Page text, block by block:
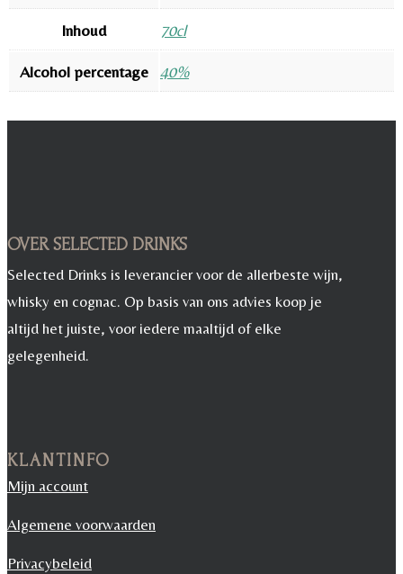
Inhoud 70cl
Alcohol percentage 40%
OVER SELECTED DRINKS
Selected Drinks is leverancier voor de allerbeste wijn,
whisky en cognac. Op basis van ons advies koop je
altijd het juiste, voor iedere maaltijd of elke
gelegenheid.
KLANTINFO
Mijn account
Algemene voorwaarden
Privacybeleid